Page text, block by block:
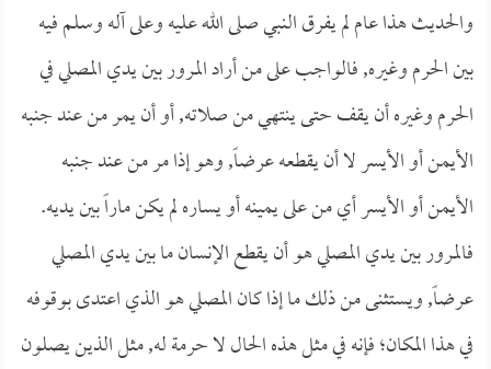
والحديث هذا عام لم يفرق النبي صلى الله عليه وعلى آله وسلم فيه
بين الحرم وغيره, فالواجب على من أراد المرور بين يدي المصلي في
الحرم وغيره أن يقف حتى ينتهي من صلاته, أو أن يمر من عند جنبه
الأيمن أو الأيسر لا أن يقطعه عرضاً, وهو إذا مر من عند جنبه
الأيمن أو الأيسر أي من على يمينه أو يساره لم يكن ماراً بين يديه.
فالمرور بين يدي المصلي هو أن يقطع الإنسان ما بين يدي المصلي
عرضاً, ويستثنى من ذلك ما إذا كان المصلي هو الذي اعتدى بوقوفه
في هذا المكان؛ فإنه في مثل هذه الحال لا حرمة له, مثل الذين يصلون